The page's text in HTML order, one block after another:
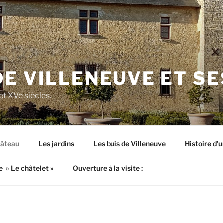
VILLENEUVE ET
XVe siècles.
Les jardins Les buis de Villeneuve Histoire
» Le châtelet » Ouverture à la visite :